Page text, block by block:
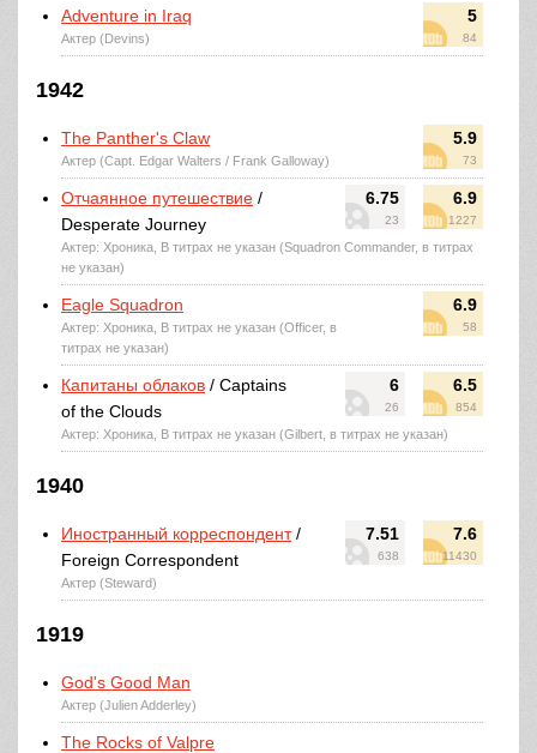
5
84
Adventure in Iraq
Актер (Devins)
1942
5.9
73
The Panther's Claw
Актер (Capt. Edgar Walters / Frank Galloway)
6.75
23
6.9
1227
Отчаянное путешествие /
Desperate Journey
Актер: Хроника, В титрах не указан (Squadron Commander, в титрах
не указан)
6.9
58
Eagle Squadron
Актер: Хроника, В титрах не указан (Officer, в
титрах не указан)
6
26
6.5
854
Капитаны облаков / Captains
of the Clouds
Актер: Хроника, В титрах не указан (Gilbert, в титрах не указан)
1940
7.51
638
7.6
11430
Иностранный корреспондент/
Foreign Correspondent
Актер (Steward)
1919
God's Good Man
Актер (Julien Adderley)
The Rocks of Valpre